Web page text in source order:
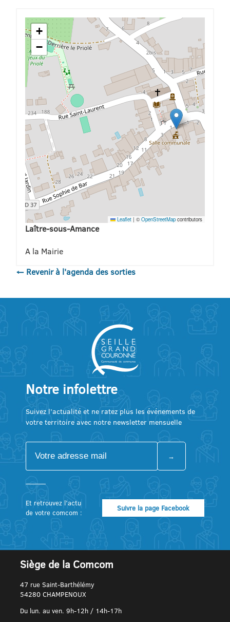
+
−
Leaflet | ©OpenStreetMap contributors
Laître-sous-Amance
A la Mairie
← Revenir à l'agenda des sorties
Notre infolettre
Suivez l’actualité et ne ratez plus les événements de
votre territoire avec notre newsletter mensuelle
Et retrouvez l’actu
de votre comcom :
Suivre la page Facebook
Siège de la Comcom
47 rue Saint-Barthélémy
54280 CHAMPENOUX
Du lun. au ven. 9h-12h / 14h-17h